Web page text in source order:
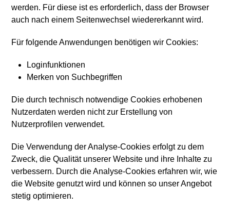
werden. Für diese ist es erforderlich, dass der Browser
auch nach einem Seitenwechsel wiedererkannt wird.
Für folgende Anwendungen benötigen wir Cookies:
Loginfunktionen
Merken von Suchbegriffen
Die durch technisch notwendige Cookies erhobenen
Nutzerdaten werden nicht zur Erstellung von
Nutzerprofilen verwendet.
Die Verwendung der Analyse-Cookies erfolgt zu dem
Zweck, die Qualität unserer Website und ihre Inhalte zu
verbessern. Durch die Analyse-Cookies erfahren wir, wie
die Website genutzt wird und können so unser Angebot
stetig optimieren.